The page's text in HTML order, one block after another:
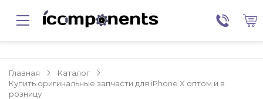
Главная
Каталог
Купить оригинальные запчасти для iPhone X оптом и в
розницу